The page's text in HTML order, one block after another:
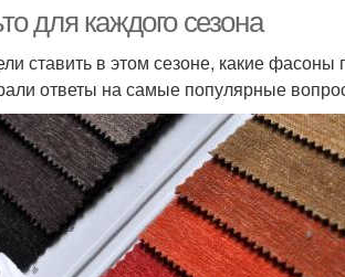
для каждого сезона
ставить в этом сезоне, какие фасоны
ответы на самые популярные